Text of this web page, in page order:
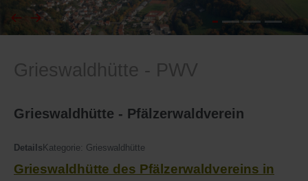
Grieswaldhütte - PWV
Grieswaldhütte - Pfälzerwaldverein
Details Kategorie: Grieswaldhütte
Grieswaldhütte des Pfälzerwaldvereins in
J
M
Feuerwehr
Friedhöfe
Kirchen